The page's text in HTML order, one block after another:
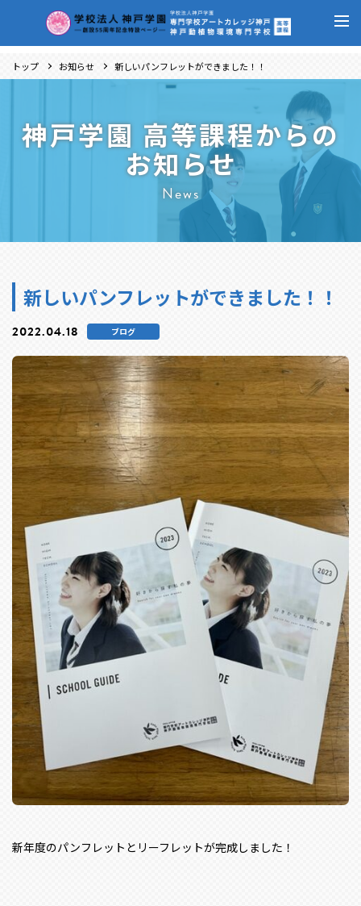
トップ お知らせ 新しいパンフレットができました！！
神戸学園 高等課程からの
お知らせ
News
新しいパンフレットができました！！
2022.04.18 ブログ
新年度のパンフレットとリーフレットが完成しました！